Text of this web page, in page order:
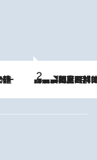
2026.8.8
「最後に見られてよかった」上野動物園の東園パンダ舎が解体前に特別公開。8月16日まで延長されたパネル展と共に辿る“半世紀”のパンダ飼育《解体工事の図面あり》